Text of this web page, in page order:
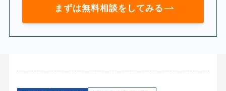
まずは無料相談をしてみる